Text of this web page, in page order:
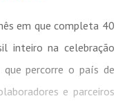
em que completa 40
inteiro na celebração
que percorre o país de
e parceiros